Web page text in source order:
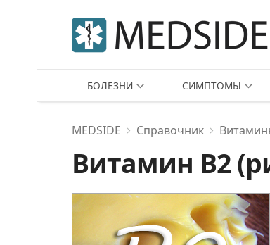
БОЛЕЗНИ СИМПТОМЫ
MEDSIDE Справочник
Витамин В2